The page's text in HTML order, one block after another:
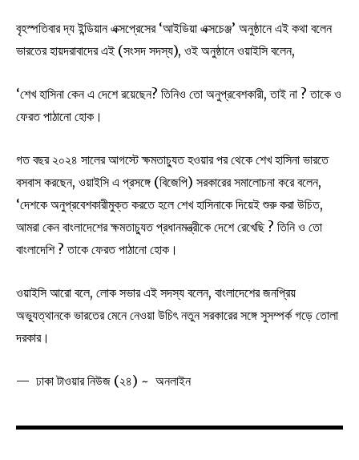
বৃহস্পতিবার দ্য ইন্ডিয়ান এক্সপ্রেসের ‘আইডিয়া এক্সচেঞ্জ’ অনুষ্ঠানে এই কথা বলেন
ভারতের হায়দরাবাদের এই (সংসদ সদস্য), ওই অনুষ্ঠানে ওয়াইসি বলেন,
‘শেখ হাসিনা কেন এ দেশে রয়েছেন? তিনিও তো অনুপ্রবেশকারী, তাই না ? তাকে ও
ফেরত পাঠানো হোক।
গত বছর ২০২৪ সালের আগস্টে ক্ষমতাচ্যুত হওয়ার পর থেকে শেখ হাসিনা ভারতে
বসবাস করছেন, ওয়াইসি এ প্রসঙ্গে (বিজেপি) সরকারের সমালোচনা করে বলেন,
‘দেশকে অনুপ্রবেশকারীমুক্ত করতে হলে শেখ হাসিনাকে দিয়েই শুরু করা উচিত,
আমরা কেন বাংলাদেশের ক্ষমতাচ্যুত প্রধানমন্ত্রীকে দেশে রেখেছি ? তিনি ও তো
বাংলাদেশি ? তাকে ফেরত পাঠানো হোক।
ওয়াইসি আরো বলে, লোক সভার এই সদস্য বলেন, বাংলাদেশের জনপ্রিয়
অভ্যুত্থানকে ভারতের মেনে নেওয়া উচিৎ নতুন সরকারের সঙ্গে সুসম্পর্ক গড়ে তোলা
দরকার।
— ঢাকা টাওয়ার নিউজ (২৪) ~ অনলাইন